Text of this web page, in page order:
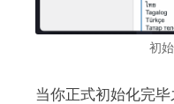
初
当你正式初始化完